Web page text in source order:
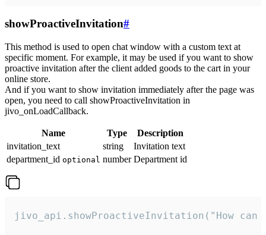
showProactiveInvitation#
This method is used to open chat window with a custom text at
specific moment. For example, it may be used if you want to show
proactive invitation after the client added goods to the cart in your
online store.
And if you want to show invitation immediately after the page was
open, you need to call showProactiveInvitation in
jivo_onLoadCallback.
Name Type
Description
invitation_text
string
Invitation text
department_id optional number Department id
jivo_api.showProactiveInvitation("How